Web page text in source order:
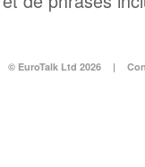
© EuroTalk Ltd 2026 |